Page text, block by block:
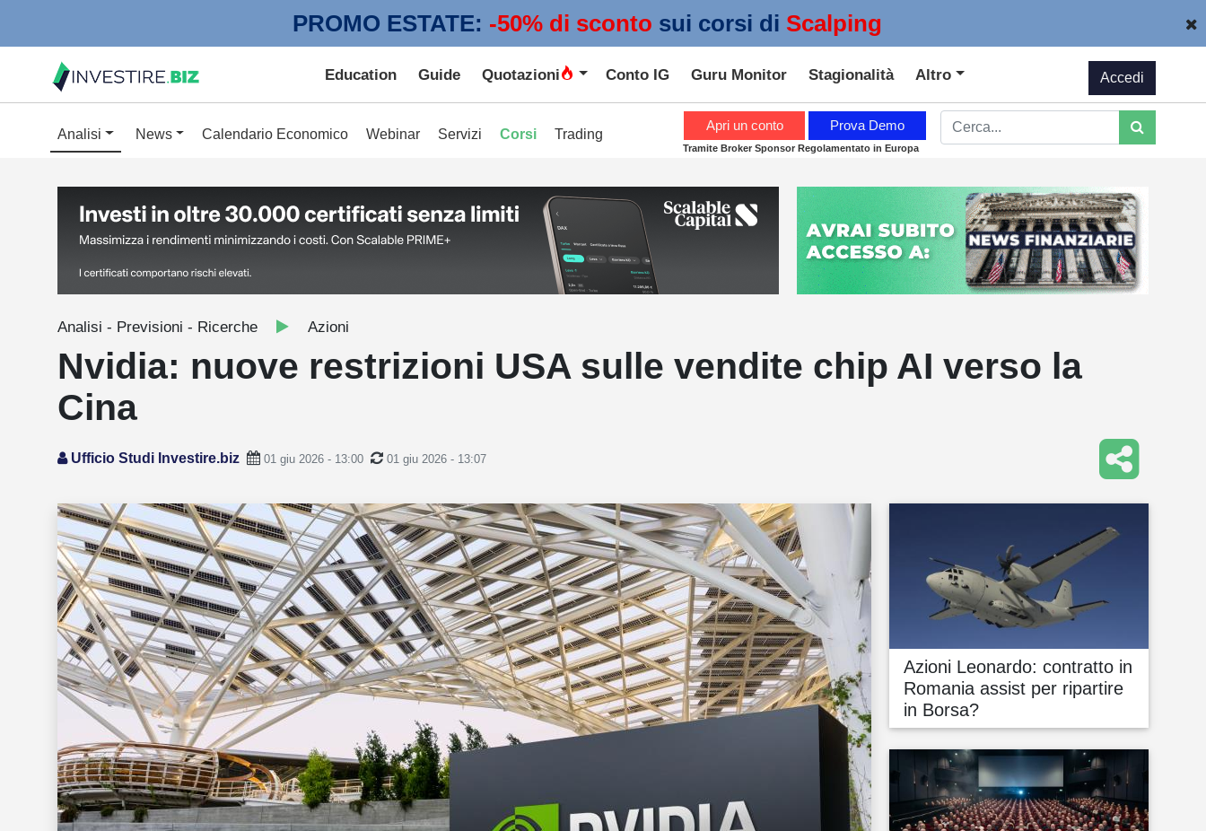
PROMO ESTATE: -50% di sconto sui corsi di Scalping
Education Guide Quotazioni Conto IG Guru Monitor Stagionalità Altro Accedi
Analisi News Calendario Economico Webinar Servizi Corsi Trading
Apri un conto Prova Demo
Tramite Broker Sponsor Regolamentato in Europa
Analisi - Previsioni - Ricerche Azioni
Nvidia: nuove restrizioni USA sulle vendite chip AI verso la
Cina
Ufficio Studi Investire.biz 01 giu 2026 - 13:00 01 giu 2026 - 13:07
Azioni Leonardo: contratto in
Romania assist per ripartire
in Borsa?